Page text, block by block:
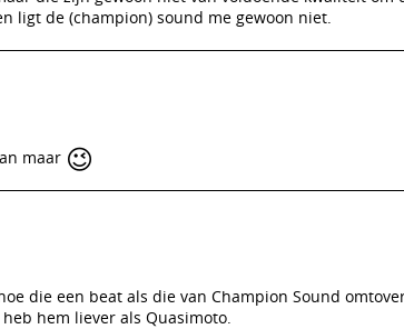
ligt de (champion) sound me gewoon niet.
maar 😉
die een beat als die van Champion Sound
hem liever als Quasimoto.